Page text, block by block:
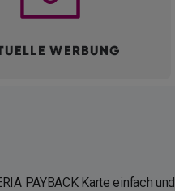
PAYBACK Karte einfach und